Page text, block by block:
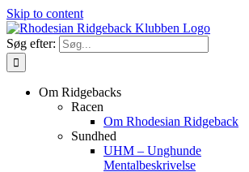
Skip to content
Søg efter:
Om Ridgebacks
Racen
Om Rhodesian Ridgeback
Sundhed
UHM – Unghunde
Mentalbeskrivelse